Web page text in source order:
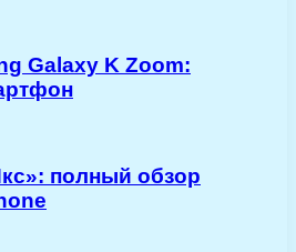
Galaxy K Zoom:
полный обзор